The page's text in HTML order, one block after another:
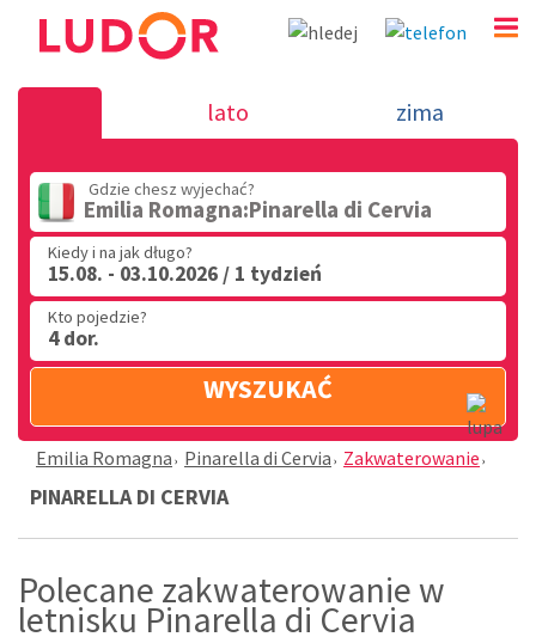
Pinarella di Cervia - Emilia
(32) 720 60 56
PN - PT: 9.00 - 15.00
lato zima
Gdzie chesz wyjechać?
Emilia Romagna:Pinarella di Cervia
Kiedy i na jak długo?
15.08. - 03.10.2026 / 1 tydzień
Kto pojedzie?
4 dor.
WYSZUKAĆ
Emilia Romagna Pinarella di Cervia Zakwaterowanie
PINARELLA DI CERVIA
Polecane zakwaterowanie w
letnisku Pinarella di Cervia